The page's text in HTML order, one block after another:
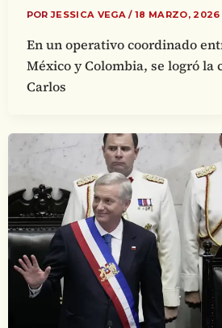
PORJESSICA VEGA/ 18 MARZO, 2026
En un operativo coordinado
México y Colombia, se logró la
Carlos